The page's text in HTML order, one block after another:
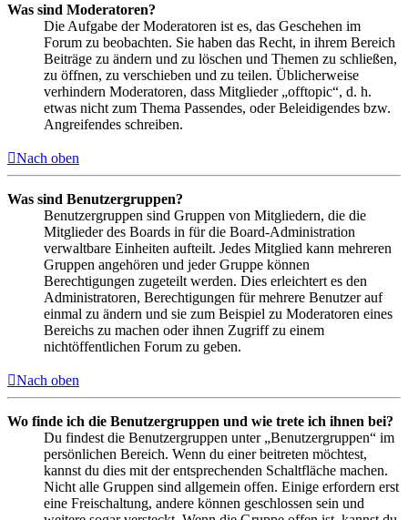
Was sind Moderatoren?
Die Aufgabe der Moderatoren ist es, das Geschehen im
Forum zu beobachten. Sie haben das Recht, in ihrem Bereich
Beiträge zu ändern und zu löschen und Themen zu schließen,
zu öffnen, zu verschieben und zu teilen. Üblicherweise
verhindern Moderatoren, dass Mitglieder „offtopic“, d. h.
etwas nicht zum Thema Passendes, oder Beleidigendes bzw.
Angreifendes schreiben.
Nach oben
Was sind Benutzergruppen?
Benutzergruppen sind Gruppen von Mitgliedern, die die
Mitglieder des Boards in für die Board-Administration
verwaltbare Einheiten aufteilt. Jedes Mitglied kann mehreren
Gruppen angehören und jeder Gruppe können
Berechtigungen zugeteilt werden. Dies erleichtert es den
Administratoren, Berechtigungen für mehrere Benutzer auf
einmal zu ändern und sie zum Beispiel zu Moderatoren eines
Bereichs zu machen oder ihnen Zugriff zu einem
nichtöffentlichen Forum zu geben.
Nach oben
Wo finde ich die Benutzergruppen und wie trete ich ihnen bei?
Du findest die Benutzergruppen unter „Benutzergruppen“ im
persönlichen Bereich. Wenn du einer beitreten möchtest,
kannst du dies mit der entsprechenden Schaltfläche machen.
Nicht alle Gruppen sind allgemein offen. Einige erfordern erst
eine Freischaltung, andere können geschlossen sein und